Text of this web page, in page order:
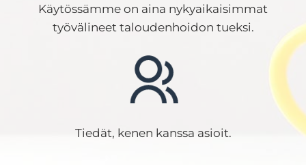
Käytössämme on aina nykyaikaisimmat
työvälineet taloudenhoidon tueksi.
Tiedät, kenen kanssa asioit.